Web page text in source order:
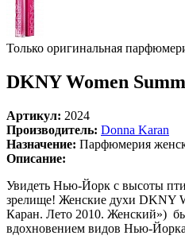
Только оригинальная
DKNY Women
Артикул: 2024
Производитель: Donna Karan
Назначение: Парфюмерия
Описание:
Увидеть Нью-Йорк с высоты
зрелище! Женские духи DKNY
Каран. Лето 2010. Женский»)
вдохновением видов Нью-